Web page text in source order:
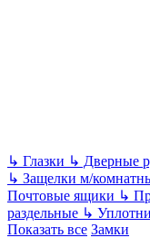
↳ Глазки ↳ Дверные
↳ Защелки м/
Почтовые ящики ↳
раздельные ↳
Показать все Замки